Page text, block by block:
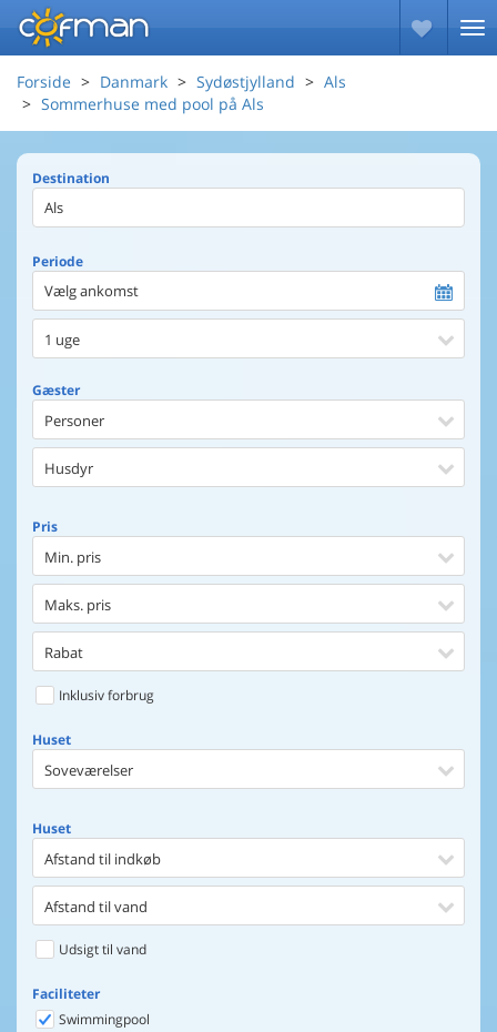
Forside Danmark Sydøstjylland
Als
Sommerhuse med pool på Als
Destination
Periode
Vælg ankomst
1 uge
Gæster
Personer
Husdyr
Pris
Min. pris
Maks. pris
Rabat
Inklusiv forbrug
Huset
Soveværelser
Huset
Afstand til indkøb
Afstand til vand
Udsigt til vand
Faciliteter
Swimmingpool